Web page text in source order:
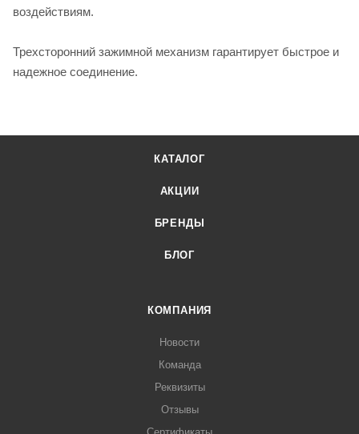
воздействиям.
Трехсторонний зажимной механизм гарантирует быстрое и
надежное соединение.
КАТАЛОГ
АКЦИИ
БРЕНДЫ
БЛОГ
КОМПАНИЯ
Новости
Команда
Реквизиты
Отзывы